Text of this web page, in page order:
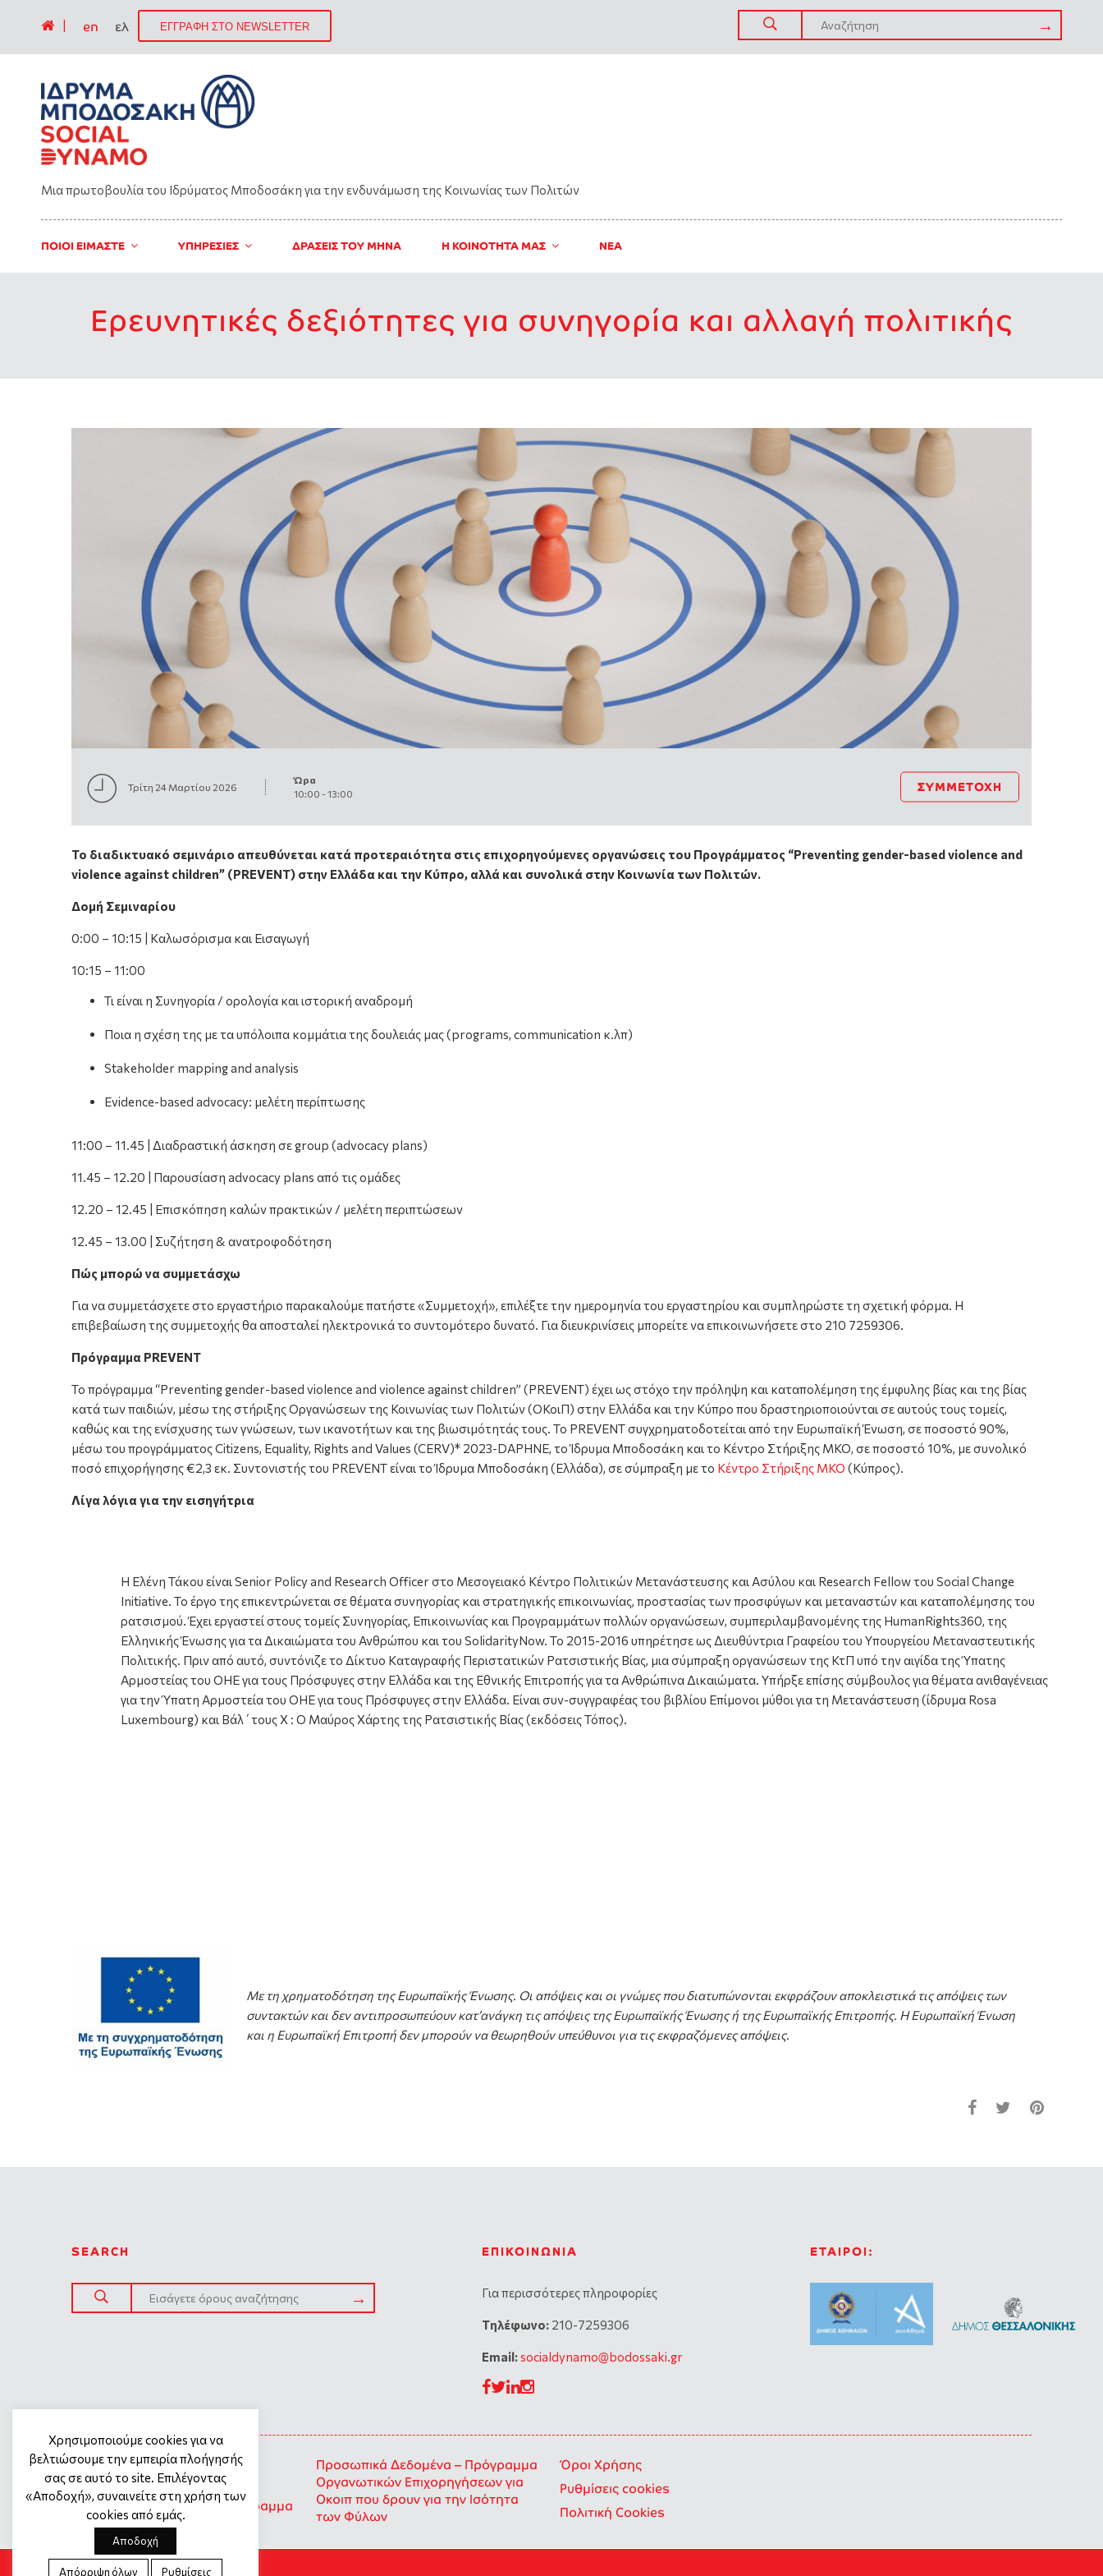
en ελ ΕΓΓΡΑΦΗ ΣΤΟ NEWSLETTER
Μια πρωτοβουλία του Ιδρύματος Μποδοσάκη για την ενδυνάμωση της Kοινωνίας των Πολιτών
ΠΟΙΟΙ ΕΙΜΑΣΤΕ ΥΠΗΡΕΣΙΕΣ ΔΡΑΣΕΙΣ ΤΟΥ ΜΗΝΑ Η ΚΟΙΝΟΤΗΤΑ ΜΑΣ ΝΈΑ
Ερευνητικές δεξιότητες για συνηγορία και αλλαγή πολιτικής
Τρίτη 24 Μαρτίου 2026
Ώρα
10:00 -13:00 ΣΥΜΜΕΤΟΧΉ
Το διαδικτυακό σεμινάριο απευθύνεται κατά προτεραιότητα στις επιχορηγούμενες οργανώσεις του Προγράμματος “Preventing gender-based violence and
violence against children” (PREVENT) στην Ελλάδα και την Κύπρο, αλλά και συνολικά στην Κοινωνία των Πολιτών.
Δομή Σεμιναρίου
0:00 – 10:15 | Καλωσόρισμα και Εισαγωγή
10:15 – 11:00
Τι είναι η Συνηγορία / ορολογία και ιστορική αναδρομή
Ποια η σχέση της με τα υπόλοιπα κομμάτια της δουλειάς μας (programs, communication κ.λπ)
Stakeholder mapping and analysis
Evidence-based advocacy: μελέτη περίπτωσης
11:00 – 11.45 | Διαδραστική άσκηση σεgroup (advocacy plans)
11.45 – 12.20 | Παρουσίαση advocacy plans από τις ομάδες
12.20 – 12.45 | Επισκόπηση καλών πρακτικών / μελέτη περιπτώσεων
12.45 – 13.00 | Συζήτηση & ανατροφοδότηση
Πώς μπορώ να συμμετάσχω
Για να συμμετάσχετε στο εργαστήριο παρακαλούμε πατήστε «Συμμετοχή», επιλέξτε την ημερομηνία του εργαστηρίου και συμπληρώστε τη σχετική φόρμα. Η
επιβεβαίωση της συμμετοχής θα αποσταλεί ηλεκτρονικά το συντομότερο δυνατό. Για διευκρινίσεις μπορείτε να επικοινωνήσετε στο 210 7259306.
Πρόγραμμα PREVENT
Το πρόγραμμα “Preventing gender-based violence and violence against children” (PREVENT) έχει ως στόχο την πρόληψη και καταπολέμηση της έμφυλης βίας και της βίας
κατά των παιδιών, μέσω της στήριξης Οργανώσεων της Κοινωνίας των Πολιτών (ΟΚοιΠ) στην Ελλάδα και την Κύπρο που δραστηριοποιούνται σε αυτούς τους τομείς,
καθώς και της ενίσχυσης των γνώσεων, των ικανοτήτων και της βιωσιμότητάς τους. Το PREVENT συγχρηματοδοτείται από την Ευρωπαϊκή Ένωση, σε ποσοστό 90%,
μέσω του προγράμματος Citizens, Equality, Rights and Values (CERV)* 2023-DAPHNE, το Ίδρυμα Μποδοσάκη και το Κέντρο Στήριξης ΜΚΟ, σε ποσοστό 10%, με συνολικό
ποσό επιχορήγησης €2,3 εκ. Συντονιστής του PREVENT είναι το Ίδρυμα Μποδοσάκη (Ελλάδα), σε σύμπραξη με το Κέντρο Στήριξης ΜΚΟ (Κύπρος).
Λίγα λόγια για την εισηγήτρια
Η Ελένη Τάκου είναι Senior Policy and Research Officer στο Μεσογειακό Κέντρο Πολιτικών Μετανάστευσης και Ασύλου και Research Fellow του Social Change
Initiative. Το έργο της επικεντρώνεται σε θέματα συνηγορίας και στρατηγικής επικοινωνίας, προστασίας των προσφύγων και μεταναστών και καταπολέμησης του
ρατσισμού. Έχει εργαστεί στους τομείς Συνηγορίας, Επικοινωνίας και Προγραμμάτων πολλών οργανώσεων, συμπεριλαμβανομένης της HumanRights360, της
Ελληνικής Ένωσης για τα Δικαιώματα του Ανθρώπου και του SolidarityNow. Το 2015-2016 υπηρέτησε ως Διευθύντρια Γραφείου του Υπουργείου Μεταναστευτικής
Πολιτικής. Πριν από αυτό, συντόνιζε το Δίκτυο Καταγραφής Περιστατικών Ρατσιστικής Βίας, μια σύμπραξη οργανώσεων της ΚτΠ υπό την αιγίδα της Ύπατης
Αρμοστείας του ΟΗΕ για τους Πρόσφυγες στην Ελλάδα και της Εθνικής Επιτροπής για τα Ανθρώπινα Δικαιώματα. Υπήρξε επίσης σύμβουλος για θέματα ανιθαγένειας
για την Ύπατη Αρμοστεία του ΟΗΕ για τους Πρόσφυγες στην Ελλάδα. Είναι συν-συγγραφέας του βιβλίου Επίμονοι μύθοι για τη Μετανάστευση (ίδρυμα Rosa
Luxembourg) και Βάλ΄τους Χ : Ο Μαύρος Χάρτης της Ρατσιστικής Βίας (εκδόσεις Τόπος).
Με τη χρηματοδότηση της Ευρωπαϊκής Ένωσης. Οι απόψεις και οι γνώμες που διατυπώνονται εκφράζουν αποκλειστικά τις απόψεις των
συντακτών και δεν αντιπροσωπεύουν κατ’ανάγκη τις απόψεις της Ευρωπαϊκής Ένωσης ή της Ευρωπαϊκής Επιτροπής. Η Ευρωπαϊκή Ένωση
και η Ευρωπαϊκή Επιτροπή δεν μπορούν να θεωρηθούν υπεύθυνοι για τις εκφραζόμενες απόψεις.
SEARCH ΕΠΙΚΟΙΝΩΝΊΑ
Για περισσότερες πληροφορίες
Tηλέφωνο: 210-7259306
Email:socialdynamo@bodossaki.gr
ΕΤΑΙΡΟΙ:
Γενική πολιτική προστασίας
προσωπικών δεδομένων
Προσωπικά Δεδομένα – Πρόγραμμα
Σημεία Στήριξης
Προσωπικά Δεδομένα – Πρόγραμμα
Οργανωτικών Επιχορηγήσεων για
Οκοιπ που δρουν για την Ισότητα
των Φύλων
Όροι Χρήσης
Ρυθμίσεις cookies
Πολιτική Cookies
Χρησιμοποιούμε cookies για να
βελτιώσουμε την εμπειρία πλοήγησής
σας σε αυτό το site. Επιλέγοντας
«Αποδοχή», συναινείτε στη χρήση των
cookies από εμάς.
Αποδοχή
Απόρριψη όλων Ρυθμίσεις